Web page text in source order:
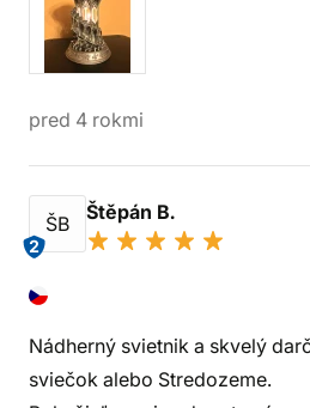
pred 4 rokmi
ŠB
2
Štěpán B.
Nádherný svietnik a skvelý
sviečok alebo Stredozeme.